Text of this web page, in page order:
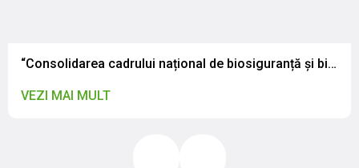
“Consolidarea cadrului național de biosiguranță și biosecuritate: CNSAPSA a participat la atelierul de validare a legislației naționale”
VEZI MAI MULT